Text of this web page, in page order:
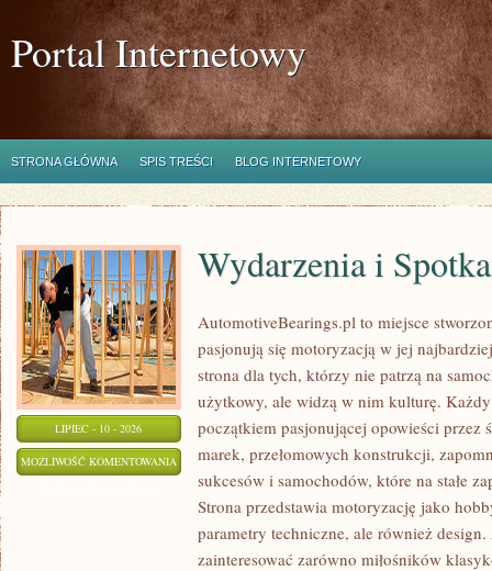
Portal Internetowy
STRONA GŁÓWNA SPIS TREŚCI BLOG INTERNETOWY
LIPIEC - 10 - 2026
MOŻLIWOŚĆ KOMENTOWANIA WYDARZENIA
SPOTKANIA
KLASYKÓW
Wydarzenia i
AutomotiveBearings.pl to miejsce
pasjonują się motoryzacją w jej
strona dla tych, którzy nie patrzą na
użytkowy, ale widzą w nim kulturę.
początkiem pasjonującej opowieści przez
marek, przełomowych konstrukcji,
sukcesów i samochodów, które na stałe
Strona przedstawia motoryzację jako
parametry techniczne, ale również
zainteresować zarówno miłośników